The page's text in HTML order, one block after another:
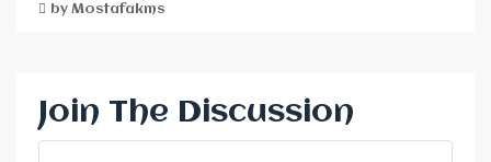
by Mostafakms
Join The Discussion